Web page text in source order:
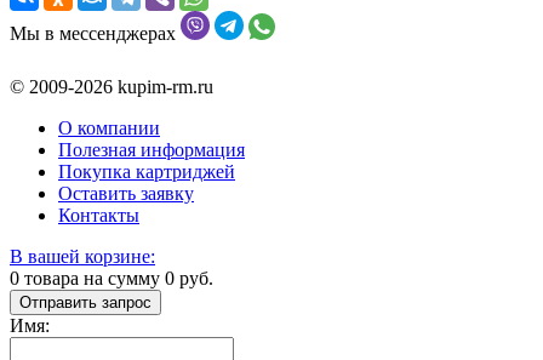
Мы в мессенджерах
© 2009-2026 kupim-rm.ru
О компании
Полезная информация
Покупка картриджей
Оставить заявку
Контакты
В вашей корзине:
0 товара на сумму 0 руб.
Отправить запрос
Имя: